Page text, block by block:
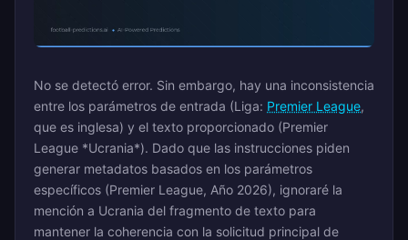
No se detectó error. Sin embargo, hay una inconsistencia
entre los parámetros de entrada (Liga: Premier League,
que es inglesa) y el texto proporcionado (Premier
League *Ucrania*). Dado que las instrucciones piden
generar metadatos basados en los parámetros
específicos (Premier League, Año 2026), ignoraré la
mención a Ucrania del fragmento de texto para
mantener la coherencia con la solicitud principal de